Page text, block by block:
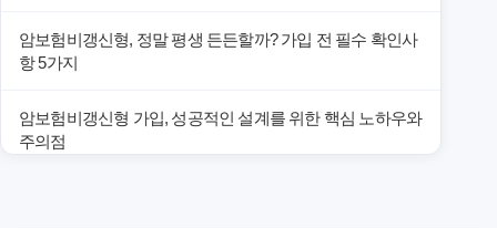
암보험비갱신형, 정말 평생 든든할까? 가입 전 필수 확인사
항 5가지
암보험비갱신형 가입, 성공적인 설계를 위한 핵심 노하우와
주의점